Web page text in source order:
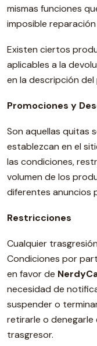
mismas funciones
imposible reparación
Existen ciertos
aplicables a la
en la descripción
Promociones y
Son aquellas quitas
establezcan en el
las condiciones,
volumen de los
diferentes anuncios
Restricciones
Cualquier
Condiciones por
en favor de
necesidad de
suspender o
retirarle o denegarle
trasgresor.